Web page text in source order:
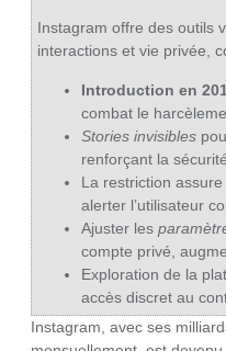
Instagram offre des outils
interactions et vie privée,
Introduction en
combat le
Stories invisibles
renforçant la
La restriction assure
alerter l’utilisateur
Ajuster les
compte privé,
Exploration de la
accès discret au
Instagram, avec ses